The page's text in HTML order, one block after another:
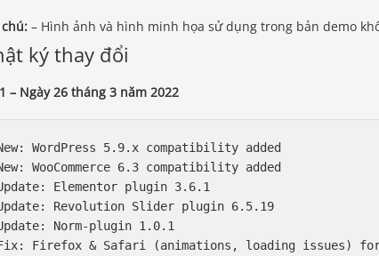
– Hình ảnh và hình minh họa sử dụng trong bản demo
ký thay đổi
– Ngày 26 tháng 3 năm 2022
WordPress 5.9.x compatibility added
WooCommerce 6.3 compatibility added
Elementor plugin 3.6.1
Revolution Slider plugin 6.5.19
Norm-plugin 1.0.1
Firefox & Safari (animations, loading issues)